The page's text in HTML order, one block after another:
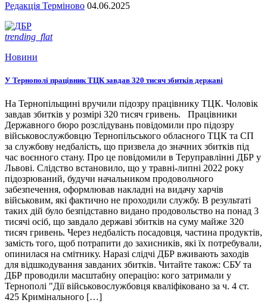
Редакція Терміново 04.06.2025
trending_flat
Новини
У Тернополі працівник ТЦК завдав 320 тисяч збитків державі
На Тернопільщині вручили підозру працівнику ТЦК. Чоловік
завдав збитків у розмірі 320 тисяч гривень. Працівники
Державного бюро розслідувань повідомили про підозру
військовослужбовцю Тернопільського обласного ТЦК та СП
за службову недбалість, що призвела до значних збитків під
час воєнного стану. Про це повідомили в Теруправлінні ДБР у
Львові. Слідство встановило, що у травні-липні 2022 року
підозрюваний, будучи начальником продовольчого
забезпечення, оформлював накладні на видачу харчів
військовим, які фактично не проходили службу. В результаті
таких дій було безпідставно видано продовольство на понад 3
тисячі осіб, що завдало державі збитків на суму майже 320
тисяч гривень. Через недбалість посадовця, частина продуктів,
замість того, щоб потрапити до захисників, які їх потребували,
опинилася на смітнику. Наразі слідчі ДБР вживають заходів
для відшкодування завданих збитків. Читайте також: СБУ та
ДБР проводили масштабну операцію: кого затримали у
Тернополі "Дії військовослужбовця кваліфіковано за ч. 4 ст.
425 Кримінального […]